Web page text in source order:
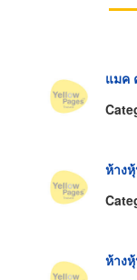
แมค
ห้าง
ห้าง